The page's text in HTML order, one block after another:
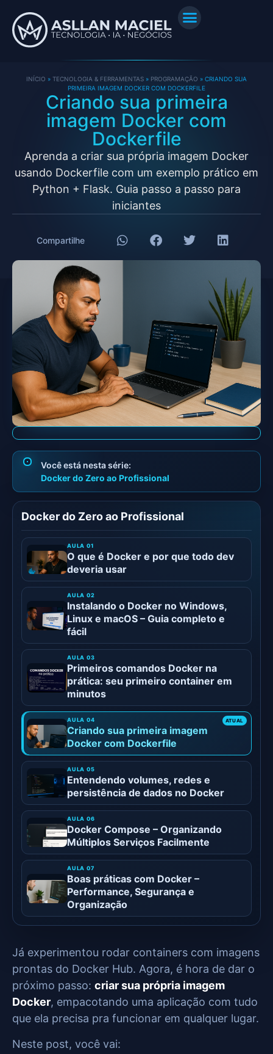
INÍCIO » TECNOLOGIA & FERRAMENTAS » PROGRAMAÇÃO » CRIANDO SUA
PRIMEIRA IMAGEM DOCKER COM DOCKERFILE
Criando sua primeira
imagem Docker com
Dockerfile
Aprenda a criar sua própria imagem Docker
usando Dockerfile com um exemplo prático em
Python + Flask. Guia passo a passo para
iniciantes
Compartilhe
Docker do Zero ao Profissional
Docker do Zero ao Profissional
O que é Docker e por que todo dev
deveria usar
Instalando o Docker no Windows,
Linux e macOS – Guia completo e
fácil
Primeiros comandos Docker na
prática: seu primeiro container em
minutos
Criando sua primeira imagem
Docker com Dockerfile
Entendendo volumes, redes e
persistência de dados no Docker
Docker Compose – Organizando
Múltiplos Serviços Facilmente
Boas práticas com Docker –
Performance, Segurança e
Organização
Já experimentou rodar containers com imagens
prontas do Docker Hub. Agora, é hora de dar o
próximo passo: criar sua própria imagem
Docker, empacotando uma aplicação com tudo
que ela precisa pra funcionar em qualquer lugar.
Neste post, você vai: